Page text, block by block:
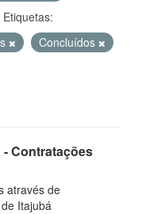
Etiquetas:
Concluídos
Contratações
através de
Itajubá